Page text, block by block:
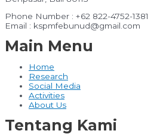
Phone Number : +62 822-4752-1381
Email : kspmfebunud@gmail.com
Main Menu
Home
Research
Social Media
Activities
About Us
Tentang Kami